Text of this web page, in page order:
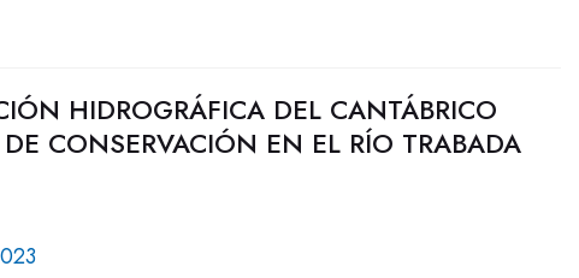
HIDROGRÁFICA DEL CANTÁBRICO
CONSERVACIÓN EN EL RÍO TRABADA